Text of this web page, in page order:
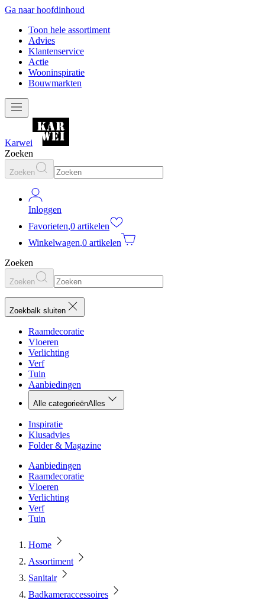
Ga naar hoofdinhoud
Toon hele assortiment
Advies
Klantenservice
Actie
Wooninspiratie
Bouwmarkten
Karwei
Zoeken
Zoeken
Inloggen
Favorieten,0 artikelen
Winkelwagen,0 artikelen
Zoeken
Zoeken
Zoekbalk sluiten
Raamdecoratie
Vloeren
Verlichting
Verf
Tuin
Aanbiedingen
Alle categorieënAlles
Inspiratie
Klusadvies
Folder & Magazine
Aanbiedingen
Raamdecoratie
Vloeren
Verlichting
Verf
Tuin
Home
Assortiment
Sanitair
Badkameraccessoires